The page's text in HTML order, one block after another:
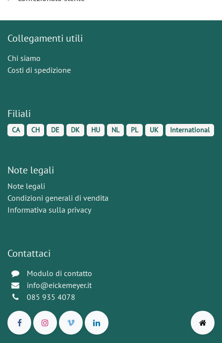
Collegamenti utili
Chi siamo
Costi di spedizione
Filiali
CA CH DE DK HU NL PL UK International
Note legali
Note legali
Condizioni generali di vendita
Informativa sulla privacy
Contattaci
Modulo di contatto
info@eickemeyer.it
085 935 4078